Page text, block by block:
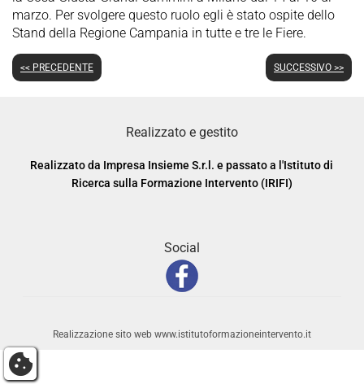
marzo. Per svolgere questo ruolo egli è stato ospite dello
Stand della Regione Campania in tutte e tre le Fiere.
<< PRECEDENTE SUCCESSIVO >>
Realizzato e gestito
Realizzato da Impresa Insieme S.r.l. e passato a l'Istituto di
Ricerca sulla Formazione Intervento (IRIFI)
Social
Realizzazione sito web www.istitutoformazioneintervento.it
cookie